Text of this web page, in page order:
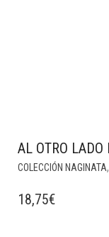
AL OTRO LADO
COLECCIÓN NAGINATA,
18,75€